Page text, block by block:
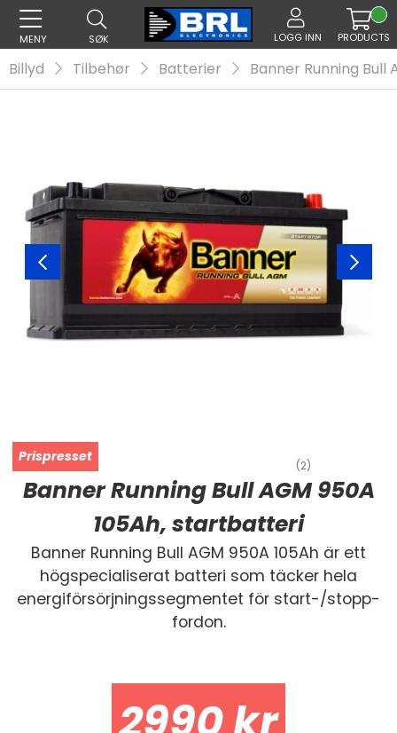
MENY SØK LOGG INN PRODUCTS
Billyd Tilbehør Batterier Banner Running Bull
(2)
Banner Running Bull AGM 950A
105Ah, startbatteri
Banner Running Bull AGM 950A 105Ah är ett
högspecialiserat batteri som täcker hela
energiförsörjningssegmentet för start-/stopp-
fordon.